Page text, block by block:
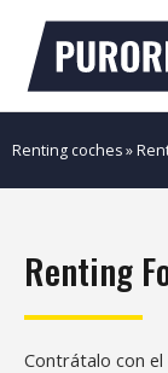
contenido
Renting coches»
Renting
Contrátalo con